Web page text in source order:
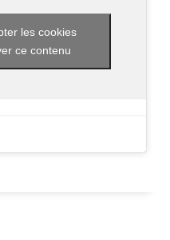
les cookies
ce contenu